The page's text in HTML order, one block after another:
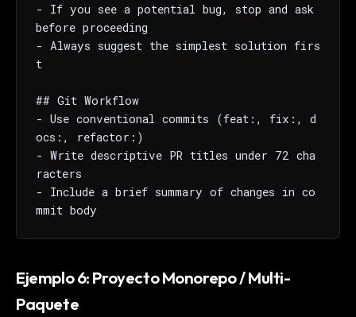
- If you see a potential bug, stop and ask
before proceeding
- Always suggest the simplest solution firs
t
## Git Workflow
- Use conventional commits (feat:, fix:, d
ocs:, refactor:)
- Write descriptive PR titles under 72 cha
racters
- Include a brief summary of changes in co
mmit body
Ejemplo 6: Proyecto Monorepo / Multi-
Paquete